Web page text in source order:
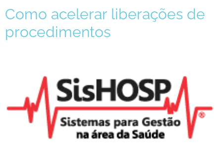
Como acelerar liberações de
procedimentos